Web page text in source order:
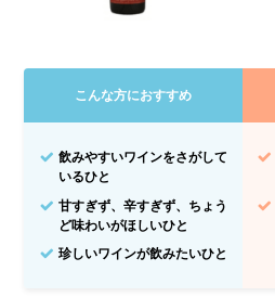
こんな方におすすめ
飲みやすいワインをさがして
いるひと
甘すぎず、辛すぎず、ちょう
ど味わいがほしいひと
珍しいワインが飲みたいひと